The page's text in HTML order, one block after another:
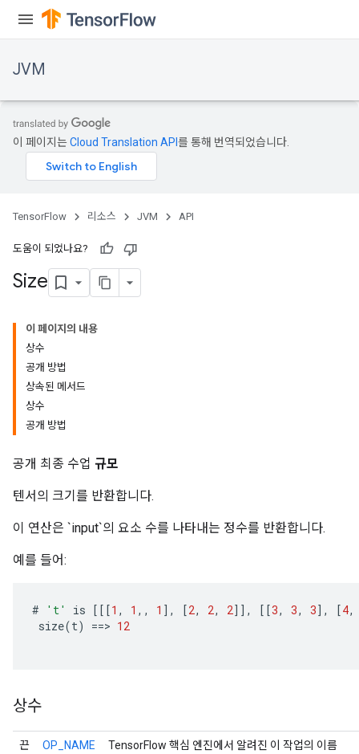
JVM
이 페이지는Cloud Translation API 를 통해 번역되었습니다.
TensorFlow 리소스 JVM API
도움이 되었나요?
Size
이 페이지의 내용
상수
공개 방법
상속된 메서드
상수
공개 방법
공개 최종 수업 규모
텐서의 크기를 반환합니다.
이 연산은 `input`의 요소 수를 나타내는 정수를 반환합니다.
예를 들어:
# 't' is [[[1 , 1 ,, 1 ] , [2, 2, 2]] , [[3, 3, 3] , [4,
size(t) ==> 12
상수
끈 OP_NAME TensorFlow 핵심 엔진에서 알려진 이 작업의 이름